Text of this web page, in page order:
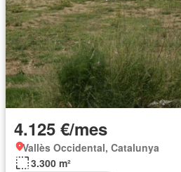
4.125 €/mes
Vallès Occidental, Catalunya
3.300 m²